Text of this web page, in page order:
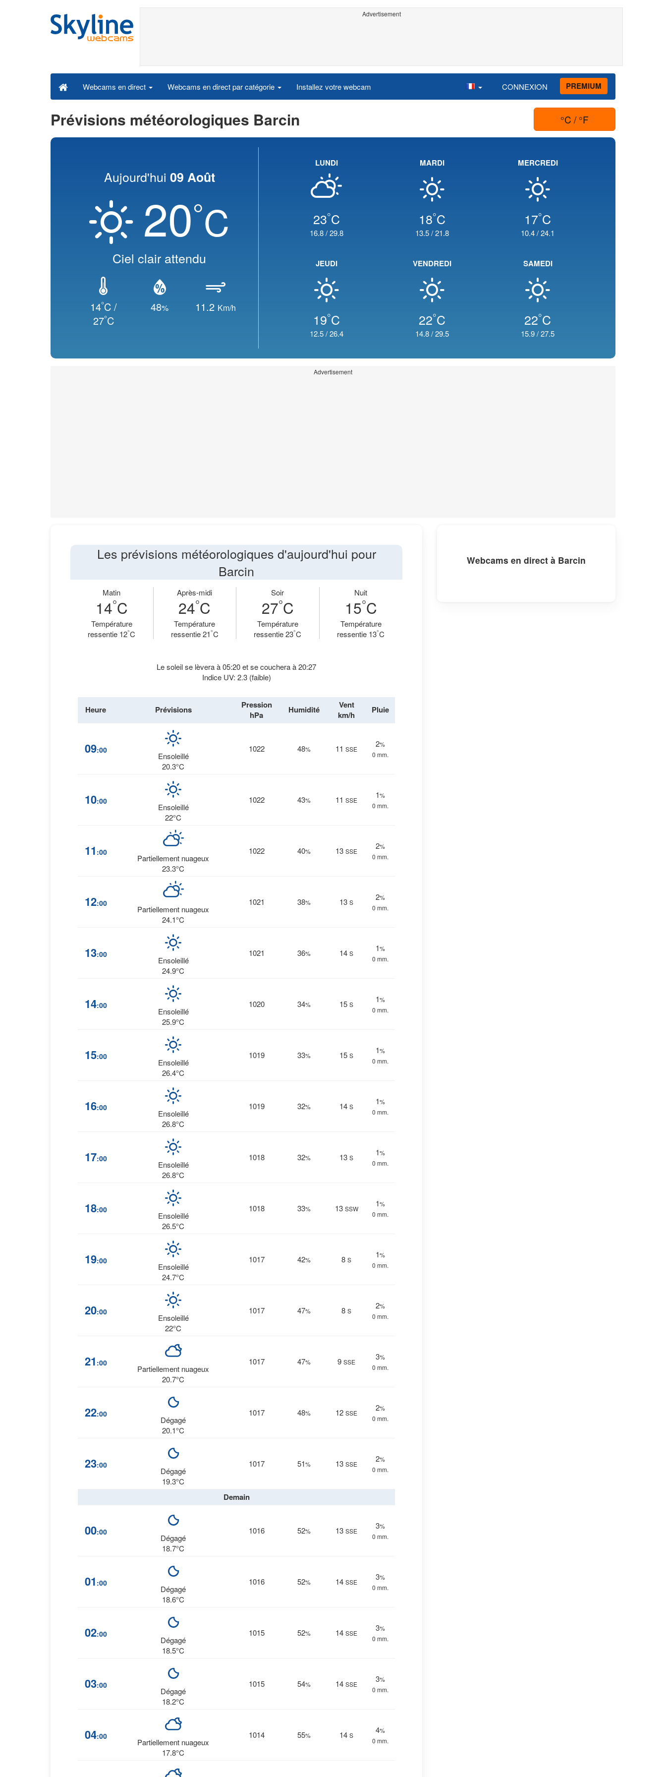
Advertisement
Webcams en direct Webcams en direct par catégorie Installez votre webcam CONNEXION PREMIUM
Prévisions météorologiques Barcin °C / °F
Aujourd'hui 09 Août
20°C
Ciel clair attendu
14°C /
27°C
48% 11.2 Km/h
LUNDI
23°C
16.8/29.8
MARDI
18°C
13.5/21.8
MERCREDI
17°C
10.4/24.1
JEUDI
19°C
12.5/26.4
VENDREDI
22°C
14.8/29.5
SAMEDI
22°C
15.9/27.5
Advertisement
Les prévisions météorologiques d'aujourd'hui pour
Barcin
Matin
14°C
Température
ressentie 12°C
Après-midi
24°C
Température
ressentie 21°C
Soir
27°C
Température
ressentie 23°C
Nuit
15°C
Température
ressentie 13°C
Le soleil se lèvera à 05:20 et se couchera à 20:27
Indice UV: 2.3 (faible)
Heure Prévisions
Pression
hPa
Humidité
Vent
km/h
Pluie
09:00
Ensoleillé
20.3°C
1022 48% 11 SSE
2%
0 mm.
10:00
Ensoleillé
22°C
1022 43% 11 SSE
1%
0 mm.
11 :00
Partiellement nuageux
23.3°C
1022 40% 13 SSE
2%
0 mm.
12:00
Partiellement nuageux
24.1°C
1021 38% 13 S
2%
0 mm.
13:00
Ensoleillé
24.9°C
1021 36% 14 S
1%
0 mm.
14:00
Ensoleillé
25.9°C
1020 34% 15 S
1%
0 mm.
15:00
Ensoleillé
26.4°C
1019 33% 15 S
1%
0 mm.
16:00
Ensoleillé
26.8°C
1019 32% 14 S
1%
0 mm.
17:00
Ensoleillé
26.8°C
1018 32% 13 S
1%
0 mm.
18:00
Ensoleillé
26.5°C
1018 33% 13 SSW
1%
0 mm.
19:00
Ensoleillé
24.7°C
1017 42% 8 S
1%
0 mm.
20:00
Ensoleillé
22°C
1017 47% 8 S
2%
0 mm.
21 :00
Partiellement nuageux
20.7°C
1017 47% 9 SSE
3%
0 mm.
22:00
Dégagé
20.1°C
1017 48% 12 SSE
2%
0 mm.
23:00
Dégagé
19.3°C
1017 51% 13 SSE
2%
0 mm.
Demain
00:00
Dégagé
18.7°C
1016 52% 13 SSE
3%
0 mm.
01 :00
Dégagé
18.6°C
1016 52% 14 SSE
3%
0 mm.
02:00
Dégagé
18.5°C
1015 52% 14 SSE
3%
0 mm.
03:00
Dégagé
18.2°C
1015 54% 14 SSE
3%
0 mm.
04:00
Partiellement nuageux
17.8°C
1014 55% 14 S
4%
0 mm.
Webcams en direct à Barcin